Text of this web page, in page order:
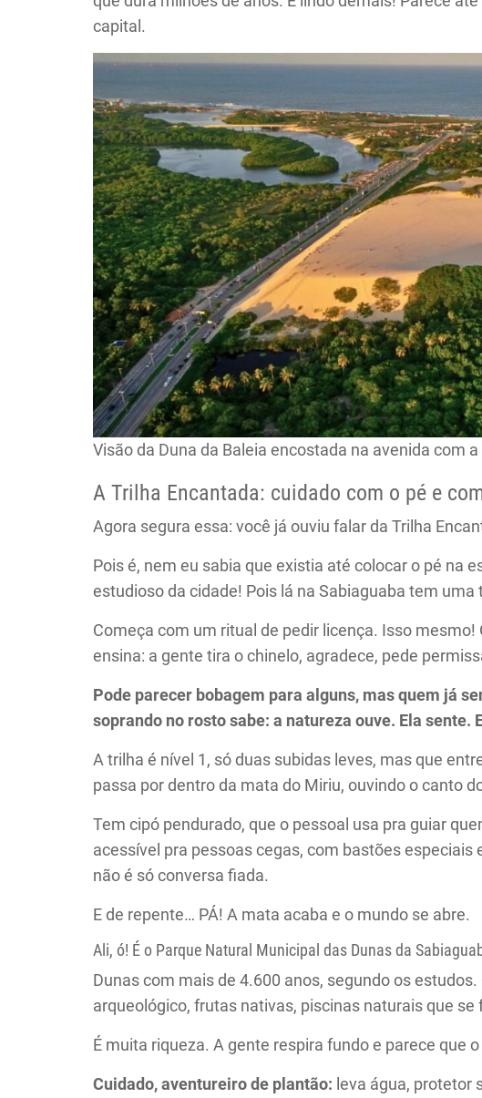
capital.
Visão da Duna da Baleia encostada na avenida com
A Trilha Encantada: cuidado com o pé e
Agora segura essa: você já ouviu falar da Trilha
Pois é, nem eu sabia que existia até colocar o pé na
estudioso da cidade! Pois lá na Sabiaguaba tem uma
Começa com um ritual de pedir licença. Isso mesmo!
ensina: a gente tira o chinelo, agradece, pede
Pode parecer bobagem para alguns, mas quem já
soprando no rosto sabe: a natureza ouve. Ela sente.
A trilha é nível 1, só duas subidas leves, mas que
passa por dentro da mata do Miriu, ouvindo o canto
Tem cipó pendurado, que o pessoal usa pra guiar
acessível pra pessoas cegas, com bastões especiais
não é só conversa fiada.
E de repente… PÁ! A mata acaba e o mundo se abre.
Ali, ó! É o Parque Natural Municipal das Dunas da
Dunas com mais de 4.600 anos, segundo os
arqueológico, frutas nativas, piscinas naturais que
É muita riqueza. A gente respira fundo e parece que
Cuidado, aventureiro de plantão: leva água, protetor